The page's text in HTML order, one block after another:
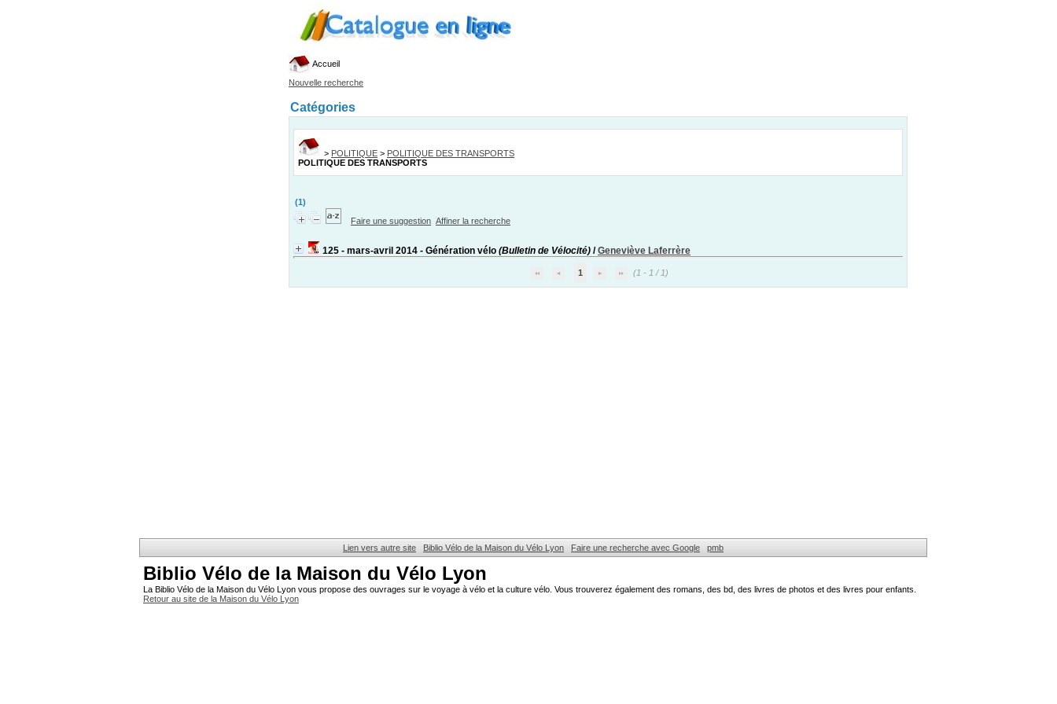
Accueil
Nouvelle recherche
Catégories
> POLITIQUE > POLITIQUE DES TRANSPORTS
POLITIQUE DES TRANSPORTS
(1)
Faire une suggestion Affiner la recherche
125 - mars-avril 2014 - Génération vélo (Bulletin de Vélocité) /Geneviève Laferrère
1 (1 - 1 / 1)
Lien vers autre site Biblio Vélo de la Maison du Vélo Lyon Faire une recherche avec Google pmb
Biblio Vélo de la Maison du Vélo Lyon
La Biblio Vélo de la Maison du Vélo Lyon vous propose des ouvrages sur le voyage à vélo et la culture vélo. Vous trouverez également des romans, des bd, des livres de photos et des livres pour enfants.
Retour au site de la Maison du Vélo Lyon